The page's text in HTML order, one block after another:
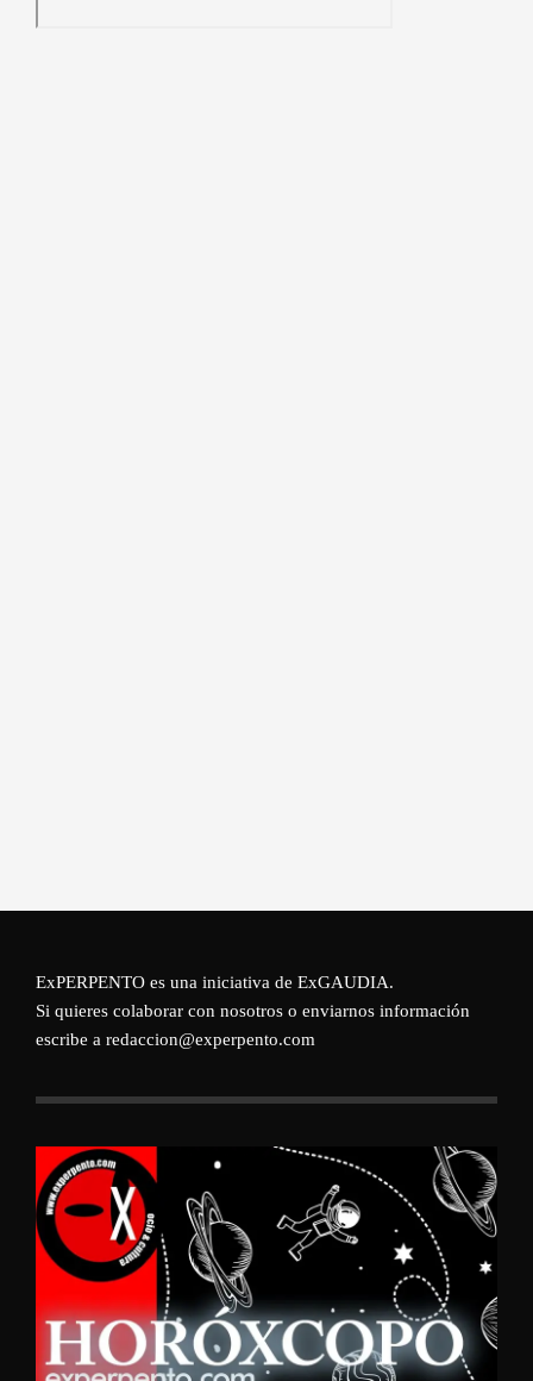
ExPERPENTO es una iniciativa de ExGAUDIA.
Si quieres colaborar con nosotros o enviarnos información
escribe a redaccion@experpento.com